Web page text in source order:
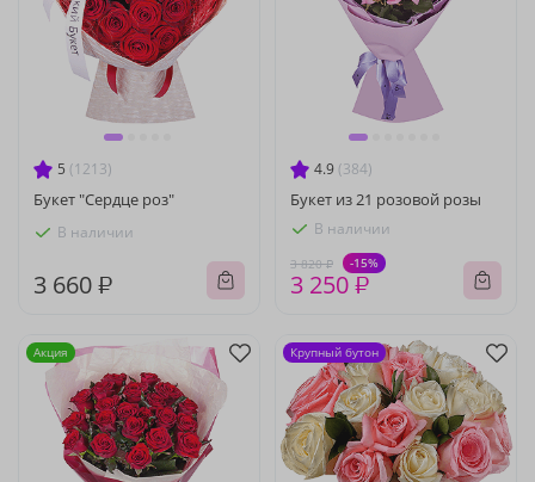
5 (1213)
Букет "Сердце роз"
В наличии
3 660 ₽
4.9 (384)
Букет из 21 розовой розы
В наличии
3 820 ₽ -15%
3 250 ₽
Акция Крупный бутон